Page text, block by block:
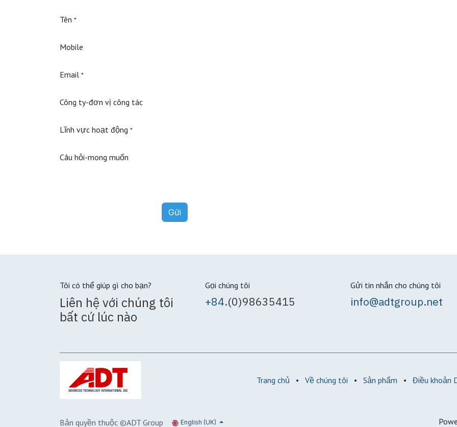
Tên *
Mobile
Email *
Công ty-đơn vị công tác
Lĩnh vực hoạt động *
Câu hỏi-mong muốn
Gửi
Tôi có thể giúp gì cho bạn?
Liên hệ với chúng tôi
bất cứ lúc nào
Gọi chúng tôi
+84.(0)98635415
Gửi tin nhắn cho chúng tôi
info@adtgroup.net
Trang chủ • Về chúng tôi • Sản phẩm • Điều khoản
Bản quyền thuộc ©ADT Group English (UK)